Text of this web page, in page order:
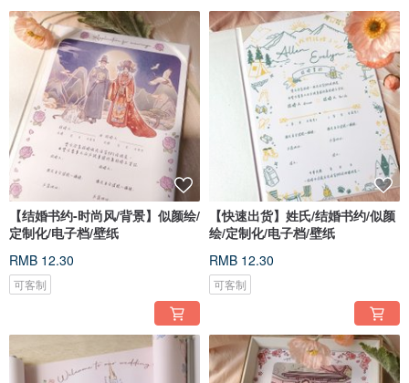
【结婚书约-时尚风/背景】似颜绘/
定制化/电子档/壁纸
RMB 12.30
可客制
【快速出货】姓氏/结婚书约/似颜
绘/定制化/电子档/壁纸
RMB 12.30
可客制